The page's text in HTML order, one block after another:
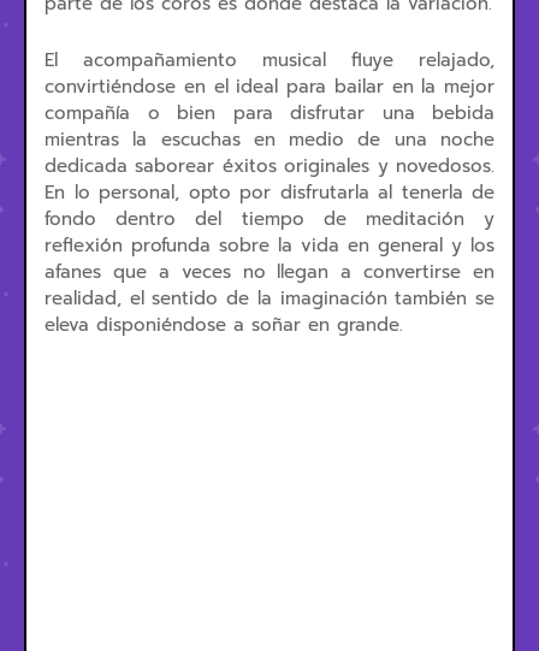
El acompañamiento musical fluye relajado,
convirtiéndose en el ideal para bailar en la mejor
compañía o bien para disfrutar una bebida
mientras la escuchas en medio de una noche
dedicada saborear éxitos originales y novedosos.
En lo personal, opto por disfrutarla al tenerla de
fondo dentro del tiempo de meditación y
reflexión profunda sobre la vida en general y los
afanes que a veces no llegan a convertirse en
realidad, el sentido de la imaginación también se
eleva disponiéndose a soñar en grande.